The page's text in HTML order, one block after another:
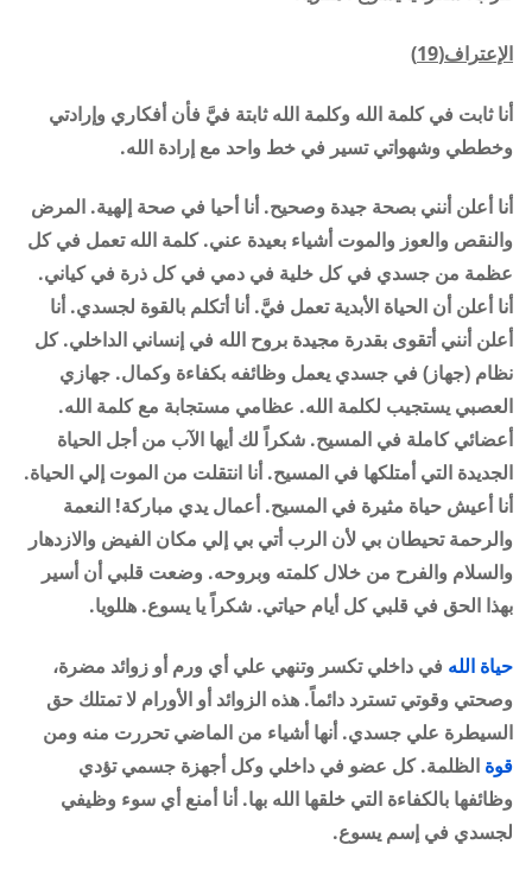
الإعتراف(19)
أنا ثابت في كلمة الله وكلمة الله ثابتة فيَّ فأن أفكاري وإرادتي
وخططي وشهواتي تسير في خط واحد مع إرادة الله.
أنا أعلن أنني بصحة جيدة وصحيح. أنا أحيا في صحة إلهية. المرض
والنقص والعوز والموت أشياء بعيدة عني. كلمة الله تعمل في كل
عظمة من جسدي في كل خلية في دمي في كل ذرة في كياني.
أنا أعلن أن الحياة الأبدية تعمل فيَّ. أنا أتكلم بالقوة لجسدي. أنا
أعلن أنني أتقوى بقدرة مجيدة بروح الله في إنساني الداخلي. كل
نظام (جهاز) في جسدي يعمل وظائفه بكفاءة وكمال. جهازي
العصبي يستجيب لكلمة الله. عظامي مستجابة مع كلمة الله.
أعضائي كاملة في المسيح. شكراً لك أيها الآب من أجل الحياة
الجديدة التي أمتلكها في المسيح. أنا انتقلت من الموت إلي الحياة.
أنا أعيش حياة مثيرة في المسيح. أعمال يدي مباركة! النعمة
والرحمة تحيطان بي لأن الرب أتي بي إلي مكان الفيض والازدهار
والسلام والفرح من خلال كلمته وبروحه. وضعت قلبي أن أسير
بهذا الحق في قلبي كل أيام حياتي. شكراً يا يسوع. هللويا.
حياة الله في داخلي تكسر وتنهي علي أي ورم أو زوائد مضرة،
وصحتي وقوتي تسترد دائماً. هذه الزوائد أو الأورام لا تمتلك حق
السيطرة علي جسدي. أنها أشياء من الماضي تحررت منه ومن
قوة الظلمة. كل عضو في داخلي وكل أجهزة جسمي تؤدي
وظائفها بالكفاءة التي خلقها الله بها. أنا أمنع أي سوء وظيفي
لجسدي في إسم يسوع.